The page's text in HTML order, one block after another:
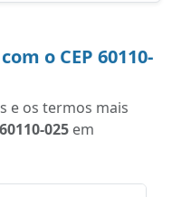
o CEP 60110-
e os termos mais
60110-025 em